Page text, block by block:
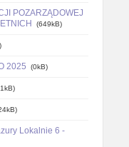
POZARZĄDOWEJ
(649kB)
2025 (0kB)
Lokalnie 6 -